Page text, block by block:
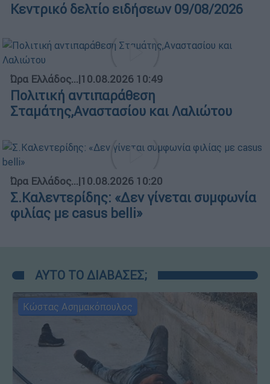
Κεντρικό δελτίο ειδήσεων 09/08/2026
Ώρα Ελλάδος...|10.08.2026 10:49
Πολιτική αντιπαράθεση
Σταμάτης,Αναστασίου και Λαλιώτου
Ώρα Ελλάδος...|10.08.2026 10:20
Σ.Καλεντερίδης: «Δεν γίνεται συμφωνία
φιλίας με casus belli»
ΑΥΤΟ ΤΟ ΔΙΑΒΑΣΕΣ;
Κώστας Ασημακόπουλος